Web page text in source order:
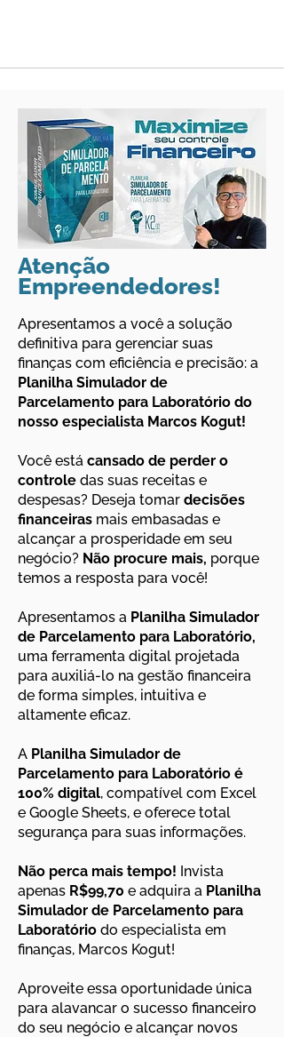
Atenção
Empreendedores!
Apresentamos a você a solução
definitiva para gerenciar suas
finanças com eficiência e precisão: a
Planilha Simulador de
Parcelamento para Laboratório do
nosso especialista Marcos Kogut!
Você está cansado de perder o
controle das suas receitas e
despesas? Deseja tomar decisões
financeiras mais embasadas e
alcançar a prosperidade em seu
negócio? Não procure mais, porque
temos a resposta para você!
Apresentamos a Planilha Simulador
de Parcelamento para Laboratório,
uma ferramenta digital projetada
para auxiliá-lo na gestão financeira
de forma simples, intuitiva e
altamente eficaz.
A Planilha Simulador de
Parcelamento para Laboratório é
100% digital, compatível com Excel
e Google Sheets, e oferece total
segurança para suas informações.
Não perca mais tempo! Invista
apenas R$99,70 e adquira a Planilha
Simulador de Parcelamento para
Laboratório do especialista em
finanças, Marcos Kogut!
Aproveite essa oportunidade única
para alavancar o sucesso financeiro
do seu negócio e alcançar novos